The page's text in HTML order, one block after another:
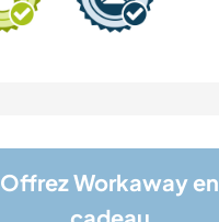
Offrez Workaway en